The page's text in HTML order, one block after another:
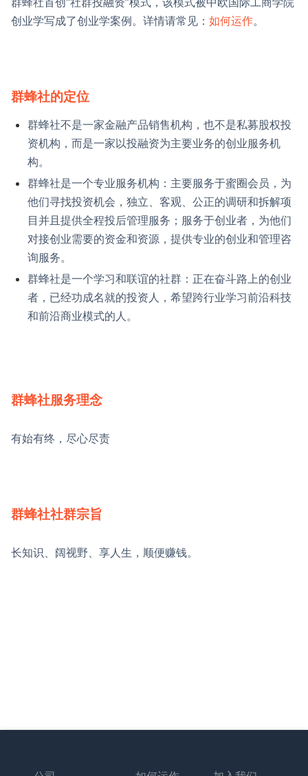
创业学写成了创业学案例。详情请常见： 如何运作。
群蜂社的定位
群蜂社不是一家金融产品销售机构，也不是私募股权投
资机构，而是一家以投融资为主要业务的创业服务机
构。
群蜂社是一个专业服务机构：主要服务于蜜圈会员，为
他们寻找投资机会，独立、客观、公正的调研和拆解项
目并且提供全程投后管理服务；服务于创业者，为他们
对接创业需要的资金和资源，提供专业的创业和管理咨
询服务。
群蜂社是一个学习和联谊的社群：正在奋斗路上的创业
者，已经功成名就的投资人，希望跨行业学习前沿科技
和前沿商业模式的人。
群蜂社服务理念
有始有终，尽心尽责
群蜂社社群宗旨
长知识、阔视野、享人生，顺便赚钱。